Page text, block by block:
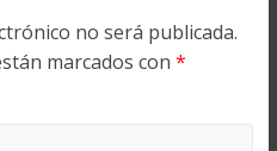
no será publicada.
marcados con *